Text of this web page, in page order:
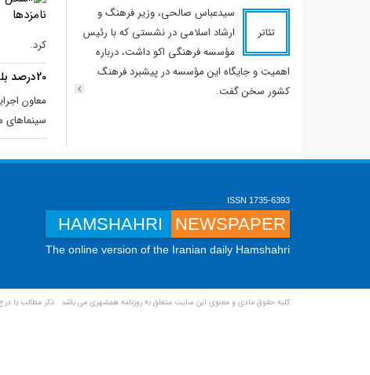
تئاتر
سیدعباس صالحی، وزیر فرهنگ و
ارشاد اسلامی در نشستی که با رئیس
مؤسسه فرهنگی اکو داشت، درباره
اهمیت و جایگاه این مؤسسه در پیشبرد فرهنگ
کشور سخن گفت.
کرد.
20درصد بلیت‌های جشنواره در گیشه ارائه می‌شود
معاون
سینماهای
ISSN 1735-6393
HAMSHAHRI NEWSPAPER
The online version of the Iranian daily Hamshahri
کلیه حقوق مادی و معنوی این سایت متعلق به روزنامه همشهری می باشد . ذکر مطالب با